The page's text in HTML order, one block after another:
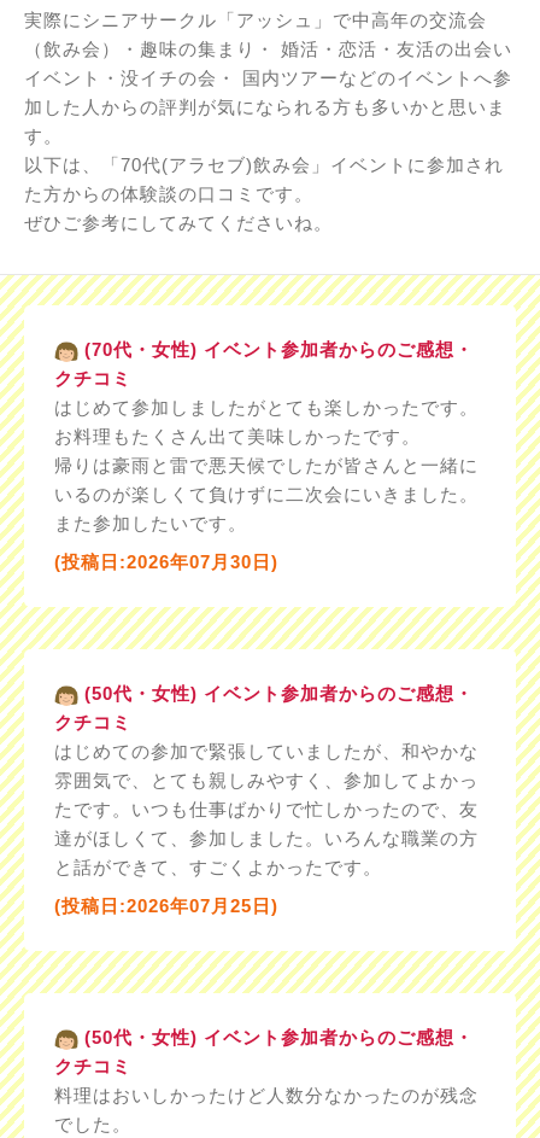
実際にシニアサークル「アッシュ」で中高年の交流会
（飲み会）・趣味の集まり・ 婚活・恋活・友活の出会い
イベント・没イチの会・ 国内ツアーなどのイベントへ参
加した人からの評判が気になられる方も多いかと思いま
す。
以下は、「70代(アラセブ)飲み会」イベントに参加され
た方からの体験談の口コミです。
ぜひご参考にしてみてくださいね。
(70代・女性) イベント参加者からのご感想・
クチコミ
はじめて参加しましたがとても楽しかったです。
お料理もたくさん出て美味しかったです。
帰りは豪雨と雷で悪天候でしたが皆さんと一緒に
いるのが楽しくて負けずに二次会にいきました。
また参加したいです。
(投稿日:2026年07月30日)
(50代・女性) イベント参加者からのご感想・
クチコミ
はじめての参加で緊張していましたが、和やかな
雰囲気で、とても親しみやすく、参加してよかっ
たです。いつも仕事ばかりで忙しかったので、友
達がほしくて、参加しました。いろんな職業の方
と話ができて、すごくよかったです。
(投稿日:2026年07月25日)
(50代・女性) イベント参加者からのご感想・
クチコミ
料理はおいしかったけど人数分なかったのが残念
でした。